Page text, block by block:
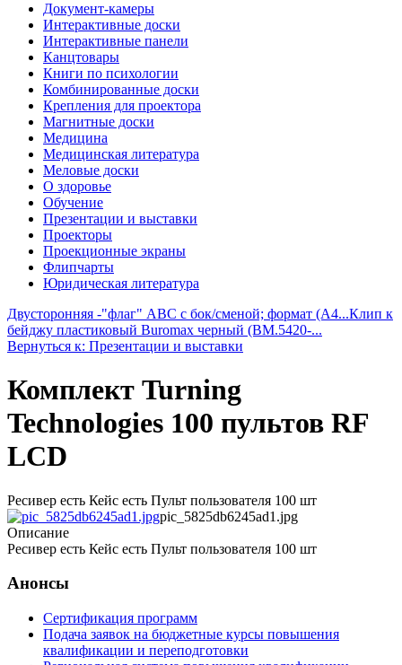
Документ-камеры
Интерактивные доски
Интерактивные панели
Канцтовары
Книги по психологии
Комбинированные доски
Крепления для проектора
Магнитные доски
Медицина
Медицинская литература
Меловые доски
О здоровье
Обучение
Презентации и выставки
Проекторы
Проекционные экраны
Флипчарты
Юридическая литература
Двусторонняя -"флаг" ABC с бок/сменой; формат (A4...Клип к
бейджу пластиковый Buromax черный (BM.5420-...
Вернуться к: Презентации и выставки
Комплект Turning
Technologies 100 пультов RF
LCD
Ресивер есть Кейс есть Пульт пользователя 100 шт
pic_5825db6245ad1.jpg
Описание
Ресивер есть Кейс есть Пульт пользователя 100 шт
Анонсы
Сертификация программ
Подача заявок на бюджетные курсы повышения
квалификации и переподготовки